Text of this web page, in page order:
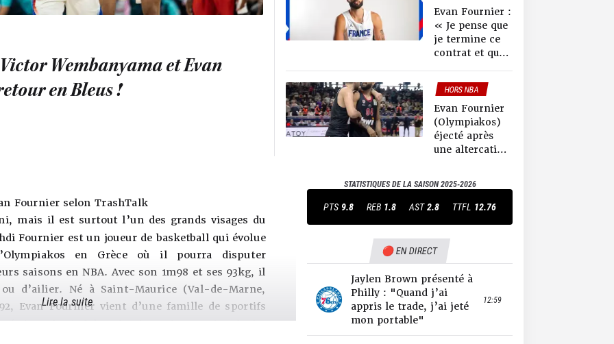
Wembanyama et Evan
en Bleus !
🇫🇷FRANCE
Evan Fournier :
« Je pense que
je termine ce
contrat et que
HORS NBA
Evan Fournier
(Olympiakos)
éjecté après
une altercation
Fournier selon TrashTalk
mais il est surtout l’un des grands visages du
Fournier est un joueur de basketball qui évolue
en Grèce où il pourra disputer
saisons en NBA. Avec son 1m98 et ses 93kg, il
d’ailier. Né à Saint-Maurice (Val-de-Marne,
Evan Fournier vient d’une famille de sportifs
étaient des judokas de niveau international. Il a
Lire la suite
STATISTIQUES DE LA SAISON2025-2026
PTS 9.8 REB 1.8 AST 2.8 TTFL 12.76
🔴 EN DIRECT
Jaylen Brown présenté à
Philly : "Quand j’ai
appris le trade, j’ai jeté
mon portable"
12:59